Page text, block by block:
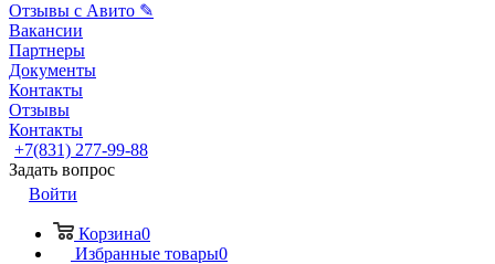
Отзывы с Авито ✎
Вакансии
Партнеры
Документы
Контакты
Отзывы
Контакты
+7(831) 277-99-88
Задать вопрос
Войти
Корзина0
Избранные товары0